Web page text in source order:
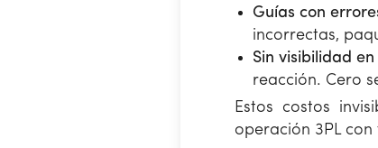
Guías con
incorrectas,
Sin visibilidad
reacción. Cero
Estos costos
operación 3PL